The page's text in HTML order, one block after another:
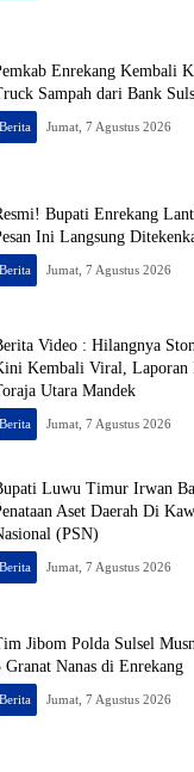
Enrekang Kembali
Sampah dari Bank
Berita Jumat, 7 Agustus 2026
Bupati Enrekang
Ini Langsung
Berita Jumat, 7 Agustus 2026
Video : Hilangnya
Kembali Viral, Laporan
Utara Mandek
Berita Jumat, 7 Agustus 2026
Luwu Timur Irwan
Aset Daerah Di
(PSN)
Berita Jumat, 7 Agustus 2026
Jibom Polda Sulsel
Granat Nanas di Enrekang
Berita Jumat, 7 Agustus 2026